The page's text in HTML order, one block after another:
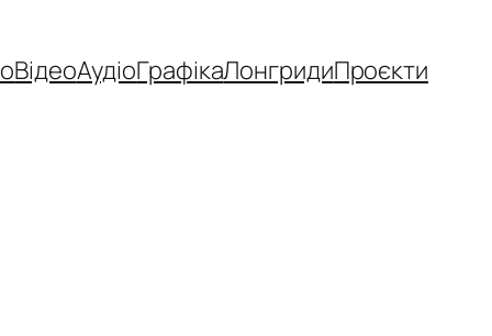
ВідеоАудіоГрафікаЛонгридиПроєкти